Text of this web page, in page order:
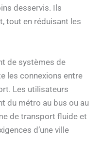
desservis. Ils
tout en réduisant les
de systèmes de
les connexions entre
Les utilisateurs
du métro au bus ou au
de transport fluide et
d’une ville